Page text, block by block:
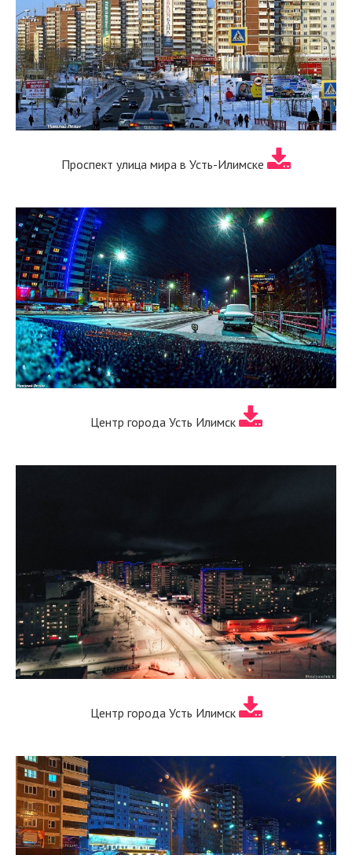
Проспект улица мира в Усть-Илимске
Центр города Усть Илимск
Центр города Усть Илимск